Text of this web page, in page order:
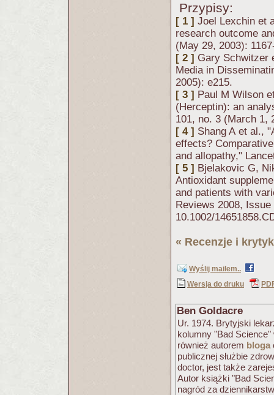
Przypisy:
[ 1 ] Joel Lexchin et
research outcome
(May 29, 2003):
[ 2 ] Gary Schwitzer
Media in
2005): e215.
[ 3 ] Paul M Wilson
(Herceptin): an
101, no. 3 (March 1,
[ 4 ] Shang A et al.,
effects?
and allopathy,"
[ 5 ] Bjelakovic G,
Antioxidant
and patients with
Reviews 2008,
10.1002/
« Recenzje i
Wyślij mailem..
Wersja do druku
Ben Goldacre
Ur. 1974. Brytyjski
kolumny "Bad
również autorem bloga
publicznej służbie
doctor, jest także
Autor książki "Bad
nagród za